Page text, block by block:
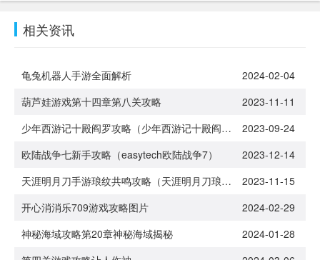
相关资讯
龟兔机器人手游全面解析
2024-02-04
葫芦娃游戏第十四章第八关攻略
2023-11-11
少年西游记十殿阎罗攻略（少年西游记十殿阎罗攻略视频）
2023-09-24
欧陆战争七新手攻略（easytech欧陆战争7）
2023-12-14
天涯明月刀手游琅纹共鸣攻略（天涯明月刀琅纹共鸣怎么弄）
2023-11-15
开心消消乐709游戏攻略图片
2024-02-29
神秘海域攻略第20章神秘海域揭秘
2024-01-28